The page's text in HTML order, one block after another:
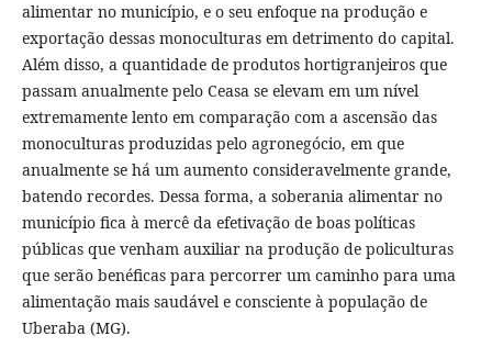
alimentar no município, e o seu enfoque na produção e
exportação dessas monoculturas em detrimento do capital.
Além disso, a quantidade de produtos hortigranjeiros que
passam anualmente pelo Ceasa se elevam em um nível
extremamente lento em comparação com a ascensão das
monoculturas produzidas pelo agronegócio, em que
anualmente se há um aumento consideravelmente grande,
batendo recordes. Dessa forma, a soberania alimentar no
município fica à mercê da efetivação de boas políticas
públicas que venham auxiliar na produção de policulturas
que serão benéficas para percorrer um caminho para uma
alimentação mais saudável e consciente à população de
Uberaba (MG).